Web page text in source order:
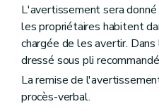
L'avertissement sera donné
les propriétaires habitent
chargée de les avertir.
dressé sous pli
La remise de
procès-verbal.